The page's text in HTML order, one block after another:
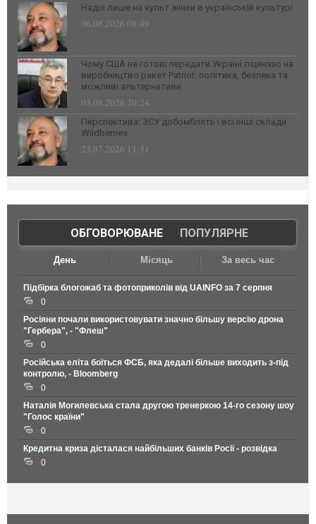
Надія лише на культ жінки в українській культурі
06.08.2026 08:49
Чому США не готові передати Україні ліцензію на
виробництво ракет Patriot: політика, безпека та
можливі альтернативи
03.08.2026 20:24
Перспектива: ЗСУ добомблять і всі інші склади
Wildberries
23.07.2026 11:31
ОБГОВОРЮВАНЕ| ПОПУЛЯРНЕ
День Місяць За весь час
Підбірка блогожаб та фотоприколів від UAINFO за 7 серпня
0
Росіяни почали використовувати значно більшу версію дрона
"Гербера", - "Флеш"
0
Російська еліта боїться ФСБ, яка дедалі більше виходить з-під
контролю, - Bloomberg
0
Наталія Могилевська стала другою тренеркою 14-го сезону шоу
"Голос країни"
0
Кредитна криза дісталася найбільших банків Росії - розвідка
0